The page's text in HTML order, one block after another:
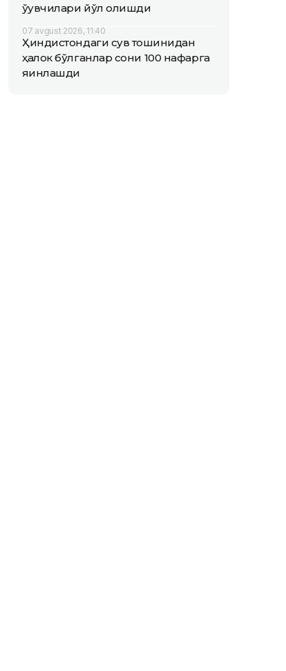
ўқувчилари йўл олишди
07 avgust 2026, 11:40
Ҳиндистондаги сув тошқинидан
ҳалок бўлганлар сони 100 нафарга
яқинлашди